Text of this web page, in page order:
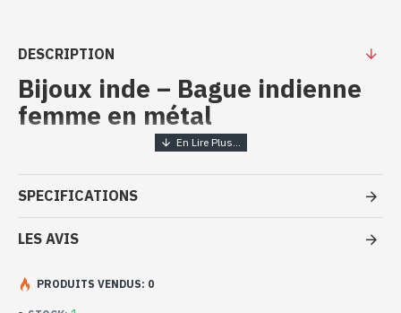
DESCRIPTION
Bijoux inde – Bague indienne
femme en métal
Bijoux inde artisanaux – Bague
métal
- Bague en métal
- Faite à la main au Rajasthan ( INDE )
- Motifs effectués à la main
-Livrée avec un petit sac artisanal
SPECIFICATIONS
LES AVIS
PRODUITS VENDUS: 0